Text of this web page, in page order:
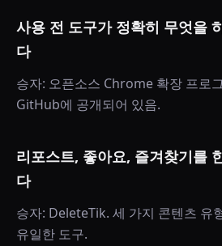
사용 전 도구가 정확히 무엇을
다
승자: 오픈소스 Chrome 확장 프로
GitHub에 공개되어 있음.
리포스트, 좋아요, 즐겨찾기를
다
승자: DeleteTik. 세 가지 콘텐츠 유
유일한 도구.